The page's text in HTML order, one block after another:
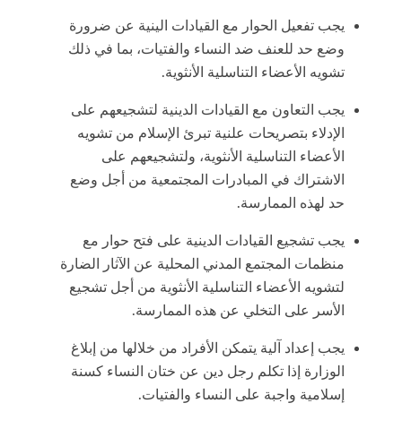
يجب تفعيل الحوار مع القيادات الينية عن ضرورة
وضع حد للعنف ضد النساء والفتيات، بما في ذلك
تشويه الأعضاء التناسلية الأنثوية.
يجب التعاون مع القيادات الدينية لتشجيعهم على
الإدلاء بتصريحات علنية تبرئ الإسلام من تشويه
الأعضاء التناسلية الأنثوية، ولتشجيعهم على
الاشتراك في المبادرات المجتمعية من أجل وضع
حد لهذه الممارسة.
يجب تشجيع القيادات الدينية على فتح حوار مع
منظمات المجتمع المدني المحلية عن الآثار الضارة
لتشويه الأعضاء التناسلية الأنثوية من أجل تشجيع
الأسر على التخلي عن هذه الممارسة.
يجب إعداد آلية يتمكن الأفراد من خلالها من إبلاغ
الوزارة إذا تكلم رجل دين عن ختان النساء كسنة
إسلامية واجبة على النساء والفتيات.